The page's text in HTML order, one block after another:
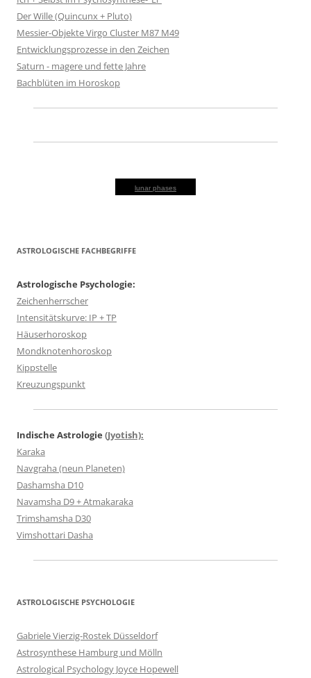
Der Wille (Quincunx + Pluto)
Messier-Objekte Virgo Cluster M87 M49
Entwicklungsprozesse in den Zeichen
Saturn - magere und fette Jahre
Bachblüten im Horoskop
lunar phases
ASTROLOGISCHE FACHBEGRIFFE
Astrologische Psychologie:
Zeichenherrscher
Intensitätskurve: IP + TP
Häuserhoroskop
Mondknotenhoroskop
Kippstelle
Kreuzungspunkt
Indische Astrologie (Jyotish):
Karaka
Navgraha (neun Planeten)
Dashamsha D10
Navamsha D9 + Atmakaraka
Trimshamsha D30
Vimshottari Dasha
ASTROLOGISCHE PSYCHOLOGIE
Gabriele Vierzig-Rostek Düsseldorf
Astrosynthese Hamburg und Mölln
Astrological Psychology Joyce Hopewell